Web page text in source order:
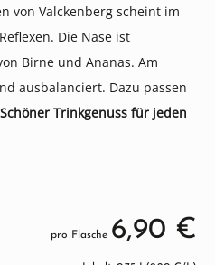
von Valckenberg scheint im
Die Nase ist
Birne und Ananas. Am
ausbalanciert. Dazu passen
Schöner Trinkgenuss für jeden
pro Flasche 6,90 €